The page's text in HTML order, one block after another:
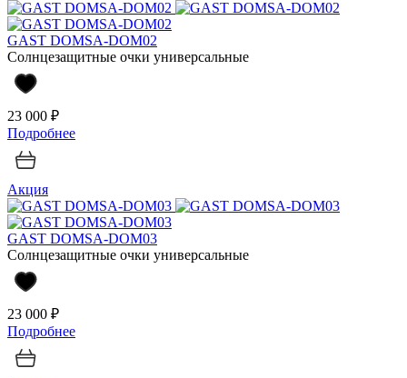
GAST DOMSA-DOM02
Солнцезащитные очки универсальные
23 000 ₽
Подробнее
Акция
GAST DOMSA-DOM03
Солнцезащитные очки универсальные
23 000 ₽
Подробнее